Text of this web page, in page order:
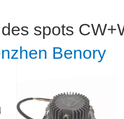
spots
Benory